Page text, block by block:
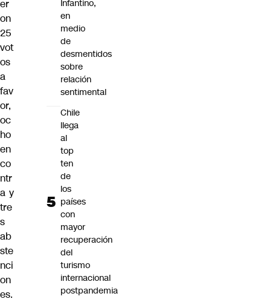
er
on
25
vot
os
a
fav
or,
oc
ho
en
co
ntr
a y
tre
s
ab
ste
nci
on
es.
Infantino,
en
medio
de
desmentidos
sobre
relación
sentimental
Chile
llega
al
top
ten
de
los
países
con
mayor
recuperación
del
turismo
internacional
postpandemia